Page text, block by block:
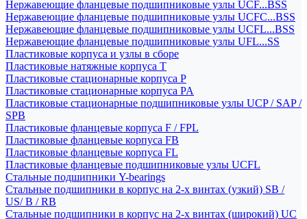
Нержавеющие фланцевые подшипниковые узлы UCF...BSS
Нержавеющие фланцевые подшипниковые узлы UCFC...BSS
Нержавеющие фланцевые подшипниковые узлы UCFL...BSS
Нержавеющие фланцевые подшипниковые узлы UFL...SS
Пластиковые корпуса и узлы в сборе
Пластиковые натяжные корпуса T
Пластиковые стационарные корпуса P
Пластиковые стационарные корпуса PA
Пластиковые стационарные подшипниковые узлы UCP / SAP /
SPB
Пластиковые фланцевые корпуса F / FPL
Пластиковые фланцевые корпуса FB
Пластиковые фланцевые корпуса FL
Пластиковые фланцевые подшипниковые узлы UCFL
Стальные подшипники Y-bearings
Стальные подшипники в корпус на 2-х винтах (узкий) SB /
US/ B / RB
Стальные подшипники в корпус на 2-х винтах (широкий) UC